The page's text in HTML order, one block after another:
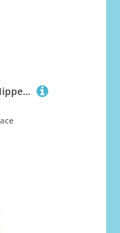
renvena Herren Vintage Hippe Kostüm Metallic Jumpsuit Einteiler Overall Ärmellos Boot Cut Disco Outfit Fasching Karneval Mottoparty Schwarz 3XL